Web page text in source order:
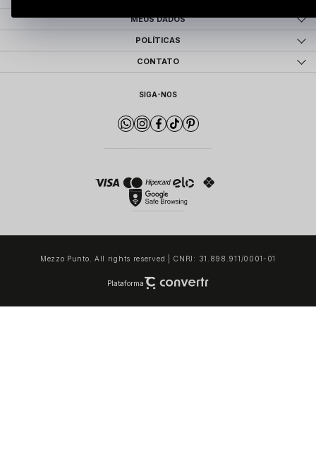
MEUS DADOS
POLÍTICAS
CONTATO
SIGA-NOS
Mezzo Punto. All rights reserved | CNPJ: 31.898.911/0001-01
Plataforma